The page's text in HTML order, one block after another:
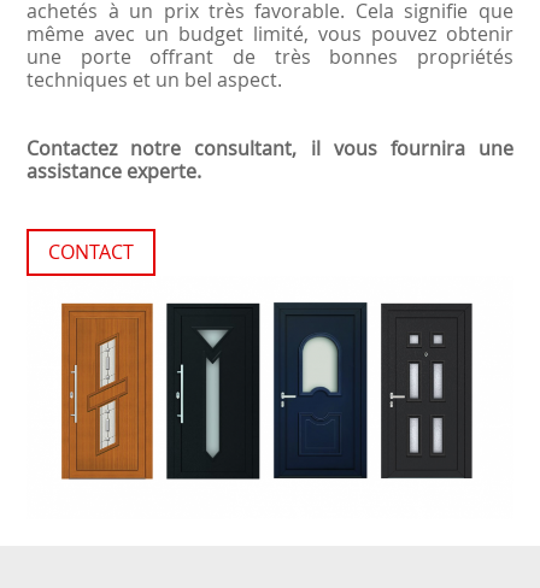
achetés à un prix très favorable. Cela signifie que
même avec un budget limité, vous pouvez obtenir
une porte offrant de très bonnes propriétés
techniques et un bel aspect.
Contactez notre consultant, il vous fournira une
assistance experte.
CONTACT